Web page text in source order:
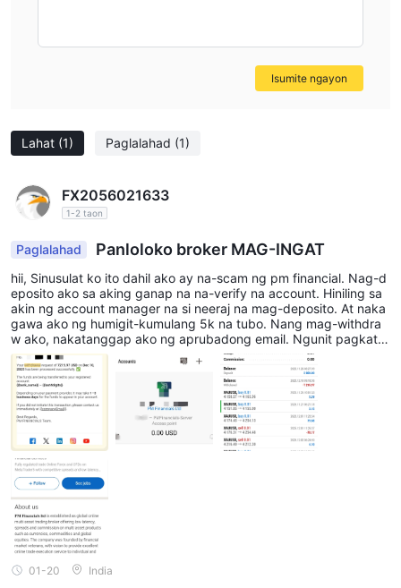
Lahat (1) Paglalahad (1)
FX2056021633
1-2 taon
Paglalahad Panloloko broker MAG-INGAT
hii, Sinusulat ko ito dahil ako ay na-scam ng pm financial. Nag-d
eposito ako sa aking ganap na na-verify na account. Hiniling sa
akin ng account manager na si neeraj na mag-deposito. At naka
gawa ako ng humigit-kumulang 5k na tubo. Nang mag-withdra
w ako, nakatanggap ako ng aprubadong email. Ngunit pagkata
pos ng 40+ araw hanggang ngayon hindi ko pa rin natatanggap
ang aking pondo. At ang taong tinatawag na vice president ay h
umihingi ng mga deposito at hindi ka na babayaran. Ito ay totoo
ng kuwento. Marami silang nilolokong tao. Narito ay ikinakabit k
o ang mga ebidensya. Nakumpleto ko na sa fsc ngunit walang t
ugon mula sa Regulation. Kaya huwag magtiwala sa kanila. Dina
dala ko ang isyung ito sa sibil na batas. Aarestuhin ko silang laha
t sa lalong madaling panahon.
01-20 India
Isumite ngayon